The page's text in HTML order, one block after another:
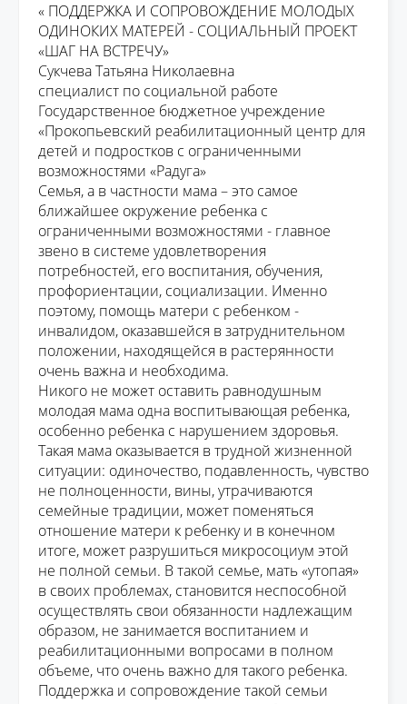
« ПОДДЕРЖКА И СОПРОВОЖДЕНИЕ МОЛОДЫХ
ОДИНОКИХ МАТЕРЕЙ - СОЦИАЛЬНЫЙ ПРОЕКТ
«ШАГ НА ВСТРЕЧУ»
СукчеваТатьяна Николаевна
специалист по социальной работе
Государственное бюджетное учреждение
«Прокопьевский реабилитационный центр для
детей и подростков с ограниченными
возможностями «Радуга»
Семья, а в частности мама – это самое
ближайшее окружение ребенка с
ограниченными возможностями - главное
звено в системе удовлетворения
потребностей, его воспитания, обучения,
профориентации, социализации. Именно
поэтому, помощь матери с ребенком -
инвалидом, оказавшейся в затруднительном
положении, находящейся в растерянности
очень важна и необходима.
Никого не может оставить равнодушным
молодая мама одна воспитывающая ребенка,
особенно ребенка с нарушением здоровья.
Такая мама оказывается в трудной жизненной
ситуации: одиночество, подавленность, чувство
не полноценности, вины, утрачиваются
семейные традиции, может поменяться
отношение матери к ребенку и в конечном
итоге, может разрушиться микросоциум этой
не полной семьи. В такой семье, мать «утопая»
в своих проблемах, становится неспособной
осуществлять свои обязанности надлежащим
образом, не занимается воспитанием и
реабилитационными вопросами в полном
объеме, что очень важно для такого ребенка.
Поддержка и сопровождение такой семьи